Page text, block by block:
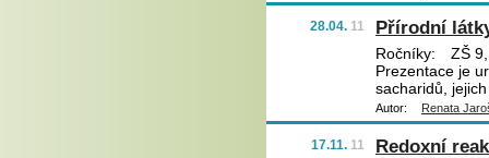
28.04. 11 Přírodní
Ročníky:
ZŠ 9,
Prezentace je
sacharidů,
Autor: Renata
17.11. 11 Redoxní